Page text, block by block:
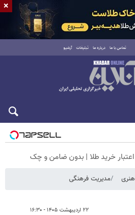
تماس با ما درباره ما تبلیغات آرشیو
مدیریت فرهنگی
۲۲ اردیبهشت ۱۴۰۵ - ۱۶:۳۰
×